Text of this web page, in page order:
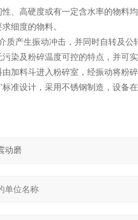
、高硬度或有一定含水率的物料
细度的物料。
质产生振动冲击，并同时自转及
染及粉碎温度可控的特点，并可
加料斗进入粉碎室，经振动将粉
准设计，采用不锈钢制造，设备